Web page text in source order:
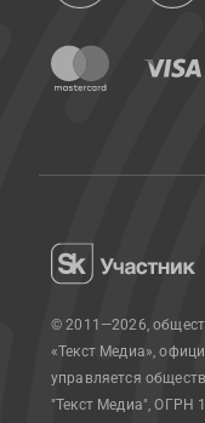
© 2011—2026,
«Текст Медиа»,
управляется
"Текст Медиа", ОГРН